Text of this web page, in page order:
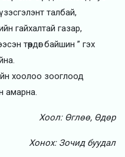
талбай,
гайхалтай газар,
төөрдөг байшин ” гэх
хоолоо зооглоод
амарна.
Хоол: Өглөө, Өдөр
Хонох: Зочид буудал